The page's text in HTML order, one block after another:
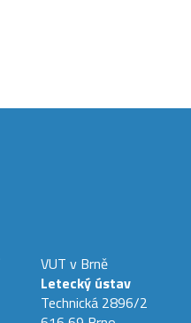
VUT v Brně
Letecký ústav
Technická 2896/2